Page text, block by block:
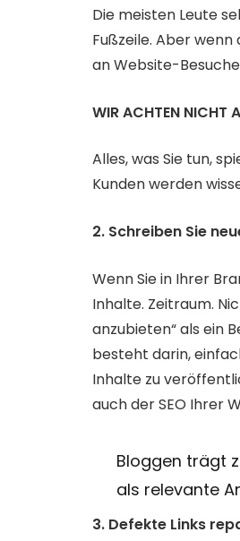
Die meisten Leute
Fußzeile. Aber
an Website-
WIR ACHTEN NICHT
Alles, was Sie tun,
Kunden werden
2. Schreiben Sie
Wenn Sie in Ihrer
Inhalte. Zeitraum.
anzubieten“ als ein
besteht darin,
Inhalte zu
auch der SEO Ihrer
Bloggen trägt
als relevante
3. Defekte Links